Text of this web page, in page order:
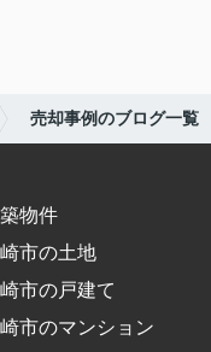
売却事例のブログ一覧
物件
市の土地
市の戸建て
市のマンション